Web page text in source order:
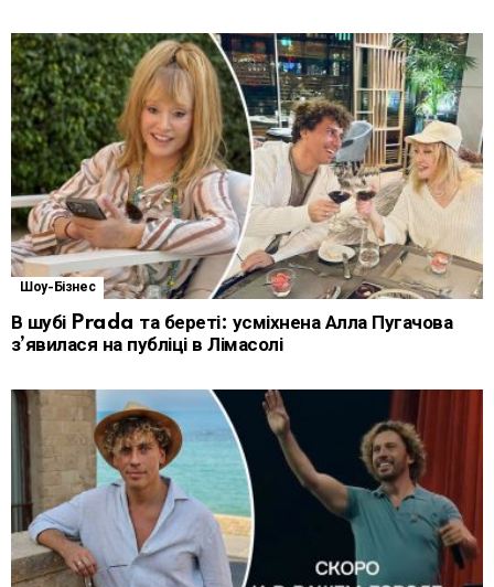
Шоу-Бізнес
В шубі Prada та береті: усміхнена Алла Пугачова
з’явилася на публіці в Лімасолі